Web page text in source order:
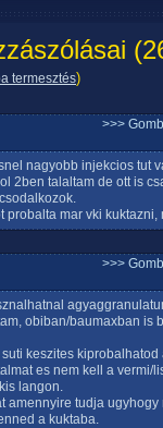
termesztés)
>>>
nagyobb injekcios tut
2ben talaltam de ott is
probalta mar vki
>>>
obiban/baumaxban is
suti keszites
es nem kell a vermi/
langon.
amennyire tudja
a kuktaba.